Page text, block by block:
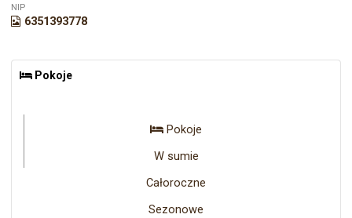
NIP
6351393778
Pokoje
Pokoje
W sumie
Całoroczne
Sezonowe